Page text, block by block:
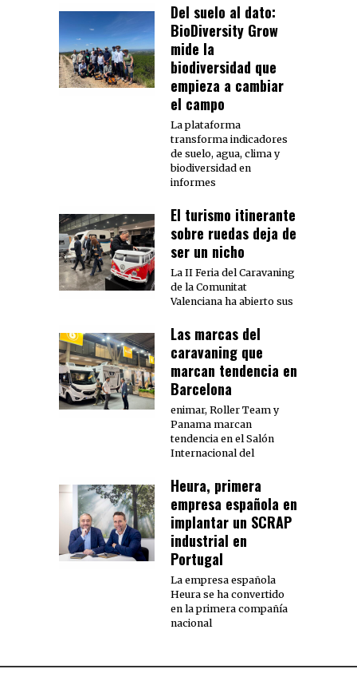
Del suelo al dato:
BioDiversity Grow
mide la
biodiversidad que
empieza a cambiar
el campo
La plataforma
transforma indicadores
de suelo, agua, clima y
biodiversidad en
informes
El turismo itinerante
sobre ruedas deja de
ser un nicho
La II Feria del Caravaning
de la Comunitat
Valenciana ha abierto sus
Las marcas del
caravaning que
marcan tendencia en
Barcelona
enimar, Roller Team y
Panama marcan
tendencia en el Salón
Internacional del
Heura, primera
empresa española en
implantar un SCRAP
industrial en
Portugal
La empresa española
Heura se ha convertido
en la primera compañía
nacional